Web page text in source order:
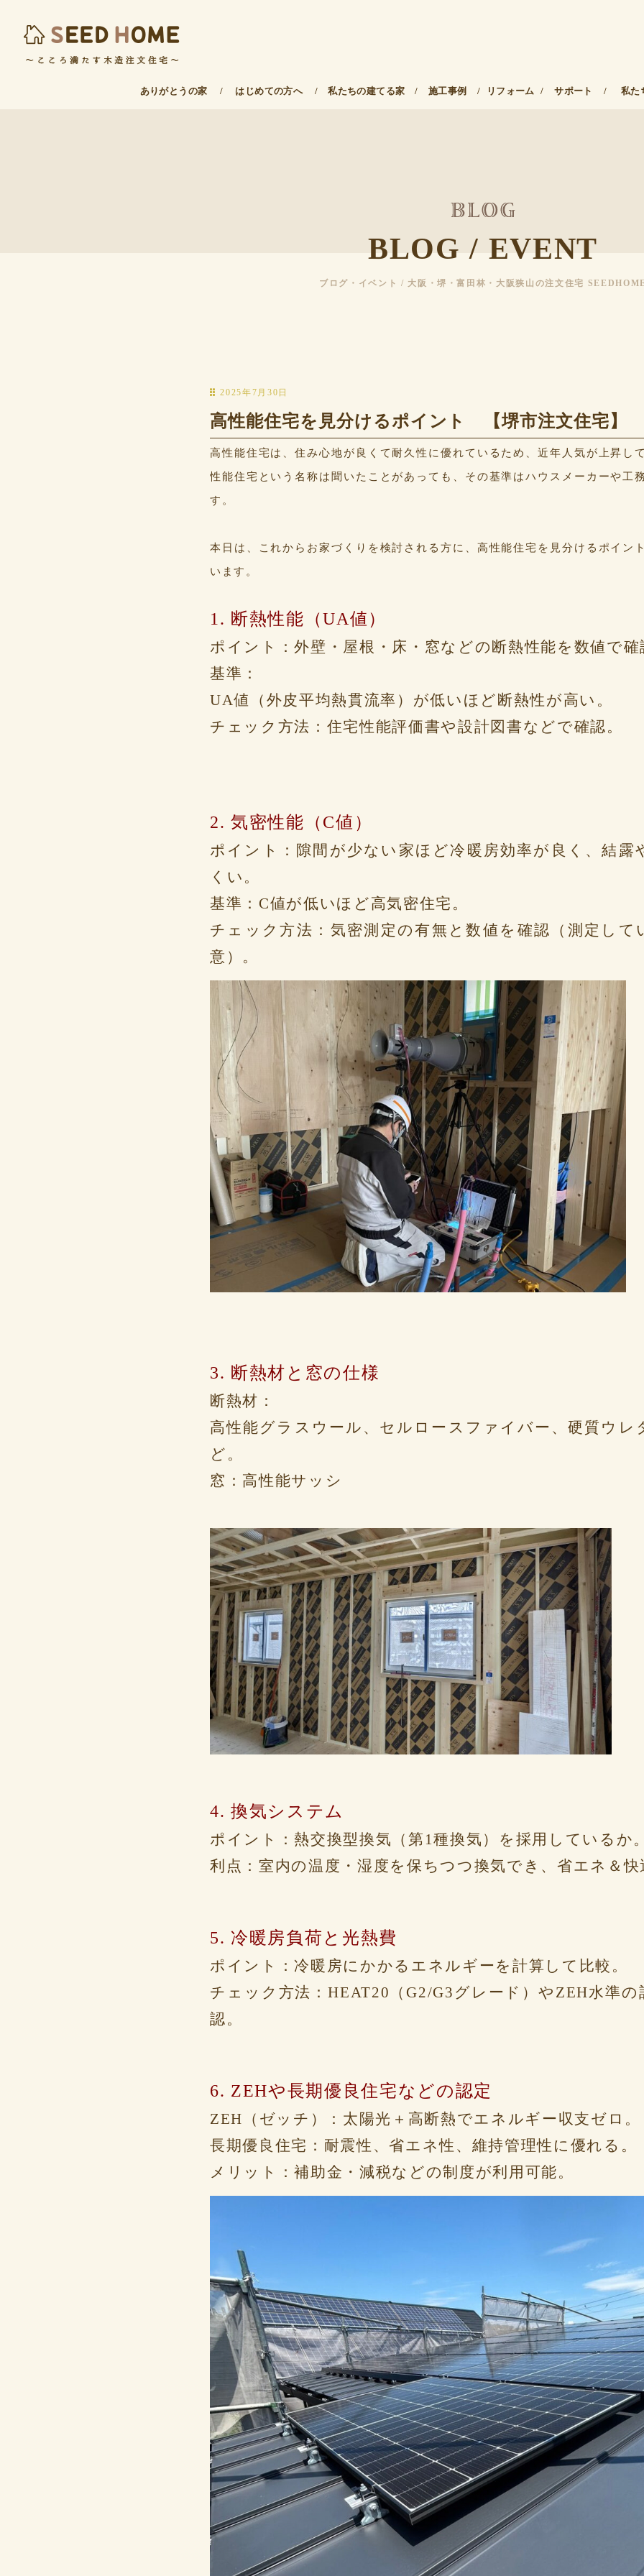
ありがとうの家 / はじめての方へ / 私たちの建てる家 / 施工事例 / リフォーム / サポート / 私た
BLOG / EVENT
ブログ・イベント / 大阪・堺・富田林・大阪狭山の注文住宅
2025年7月30日
高性能住宅を見分けるポイント 【堺市注文住宅】
高性能住宅は、住み心地が良くて耐久性に優れているため、近年人気が上昇し
性能住宅という名称は聞いたことがあっても、その基準はハウスメーカーや工
す。
本日は、これからお家づくりを検討される方に、高性能住宅を見分けるポイン
います。
1. 断熱性能（UA値）
ポイント：外壁・屋根・床・窓などの断熱性能を数値で確
基準：
UA値（外皮平均熱貫流率）が低いほど断熱性が高い。
チェック方法：住宅性能評価書や設計図書などで確認。
2. 気密性能（C値）
ポイント：隙間が少ない家ほど冷暖房効率が良く、結露
くい。
基準：C値が低いほど高気密住宅。
チェック方法：気密測定の有無と数値を確認（測定して
意）。
3. 断熱材と窓の仕様
断熱材：
高性能グラスウール、セルロースファイバー、硬質ウレ
ど。
窓：高性能サッシ
4. 換気システム
ポイント：熱交換型換気（第1種換気）を採用しているか
利点：室内の温度・湿度を保ちつつ換気でき、省エネ＆快
5. 冷暖房負荷と光熱費
ポイント：冷暖房にかかるエネルギーを計算して比較。
チェック方法：HEAT20（G2/G3グレード）やZEH水準
認。
6. ZEHや長期優良住宅などの認定
ZEH（ゼッチ）：太陽光＋高断熱でエネルギー収支ゼロ。
長期優良住宅：耐震性、省エネ性、維持管理性に優れる。
メリット：補助金・減税などの制度が利用可能。